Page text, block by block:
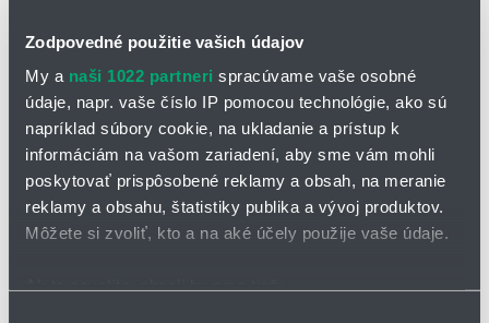
Zodpovedné použitie vašich údajov
My a naši 1022 partneri spracúvame vaše osobné
údaje, napr. vaše číslo IP pomocou technológie, ako sú
napríklad súbory cookie, na ukladanie a prístup k
informáciám na vašom zariadení, aby sme vám mohli
poskytovať prispôsobené reklamy a obsah, na meranie
reklamy a obsahu, štatistiky publika a vývoj produktov.
Môžete si zvoliť, kto a na aké účely použije vaše údaje.
Ložiskový domec drylin® RJUM-06-LL